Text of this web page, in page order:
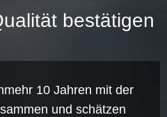
bestätigen
10 Jahren mit der
und schätzen